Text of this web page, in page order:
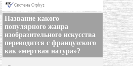
Название какого
популярного жанра
изобразительного искусства
переводится с французского
как «мертвая натура»?